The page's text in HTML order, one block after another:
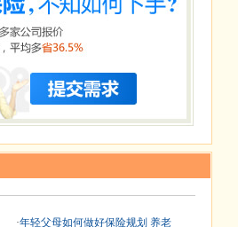
·年轻父母如何做好保险规划 养老